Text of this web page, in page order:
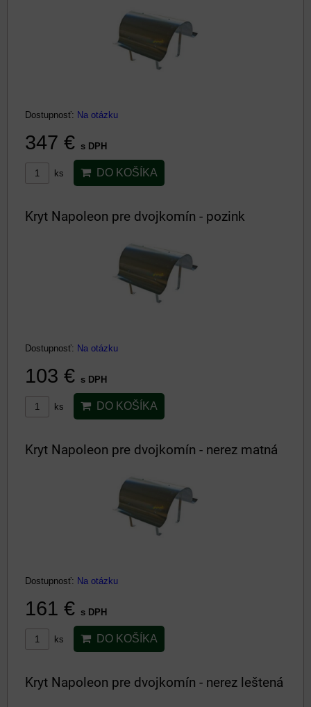
Dostupnosť: Na otázku
347 € s DPH
ks DO KOŠÍKA
Kryt Napoleon pre dvojkomín - pozink
Dostupnosť: Na otázku
103 € s DPH
ks DO KOŠÍKA
Kryt Napoleon pre dvojkomín - nerez matná
Dostupnosť: Na otázku
161 € s DPH
ks DO KOŠÍKA
Kryt Napoleon pre dvojkomín - nerez leštená